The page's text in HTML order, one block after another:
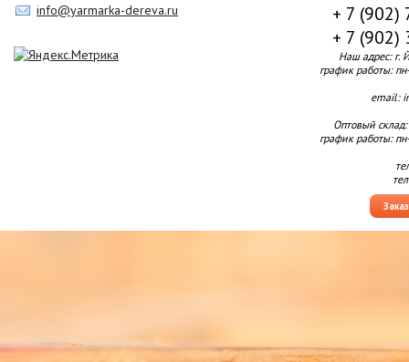
info@yarmarka-dereva.ru
+ 7
+ 7
Наш адрес: г.
график работы:
email:
Оптовый
график работы: